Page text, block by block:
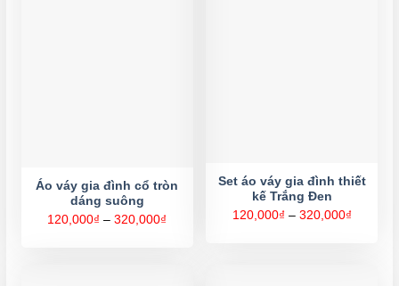
Áo váy gia đình cổ tròn
dáng suông
120,000₫ – 320,000₫
Set áo váy gia đình thiết
kế Trắng Đen
120,000₫ – 320,000₫Khoảng